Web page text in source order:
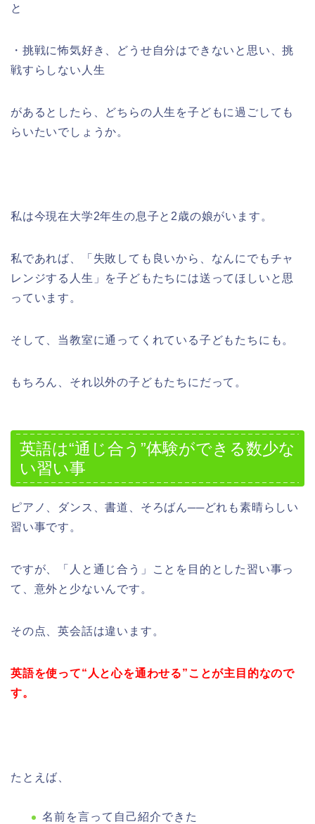
と
・挑戦に怖気好き、どうせ自分はできないと思い、挑
戦すらしない人生
があるとしたら、どちらの人生を子どもに過ごしても
らいたいでしょうか。
私は今現在大学2年生の息子と2歳の娘がいます。
私であれば、「失敗しても良いから、なんにでもチャ
レンジする人生」を子どもたちには送ってほしいと思
っています。
そして、当教室に通ってくれている子どもたちにも。
もちろん、それ以外の子どもたちにだって。
英語は“通じ合う”体験ができる数少な
い習い事
ピアノ、ダンス、書道、そろばん──どれも素晴らしい
習い事です。
ですが、「人と通じ合う」ことを目的とした習い事っ
て、意外と少ないんです。
その点、英会話は違います。
英語を使って“人と心を通わせる”ことが主目的なので
す。
たとえば、
名前を言って自己紹介できた